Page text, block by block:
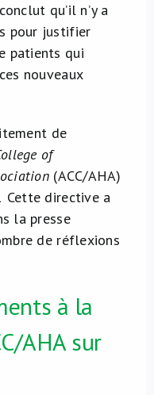
qu’il n’y a
pour justifier
patients qui
nouveaux
de
of
(ACC/AHA)
Cette directive a
la presse
de réflexions
à la
AHA sur